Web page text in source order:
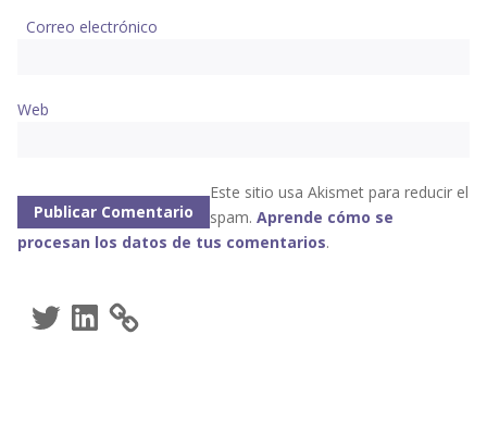
Correo electrónico
Web
Este sitio usa Akismet para reducir el
spam. Aprende cómo se
procesan los datos de tus comentarios.
TwitterLinkedIn